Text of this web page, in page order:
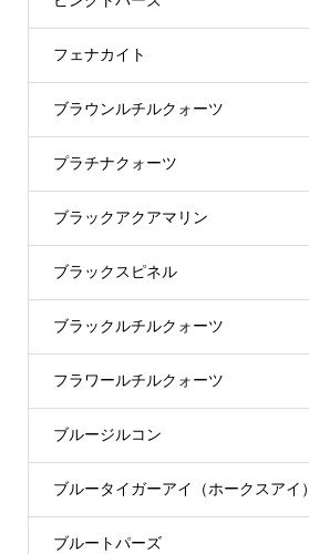
フェナカイト
ブラウンルチルクォーツ
プラチナクォーツ
ブラックアクアマリン
ブラックスピネル
ブラックルチルクォーツ
フラワールチルクォーツ
ブルージルコン
ブルータイガーアイ（ホークスアイ）
ブルートパーズ